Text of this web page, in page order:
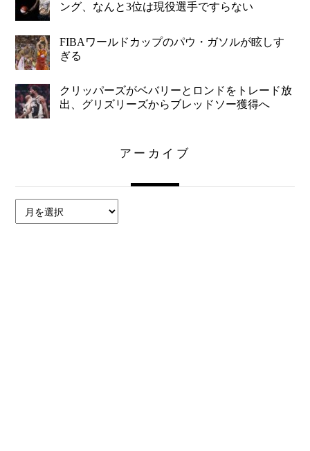
ング、なんと3位は現役選手ですらない
FIBAワールドカップのパウ・ガソルが眩しす
ぎる
クリッパーズがベバリーとロンドをトレード放
出、グリズリーズからブレッドソー獲得へ
アーカイブ
ー